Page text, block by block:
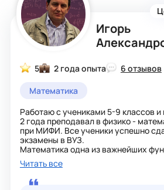
Игорь
5 2 года опыта
6 отзывов
Математика
Работаю с учениками 5-9 классов
2 года преподавал в физико -
при МИФИ. Все ученики успешно
экзамены в ВУЗ.
Математика одна из важнейших
наук. Ее знание поможет в
различных технических наук.
Читать все